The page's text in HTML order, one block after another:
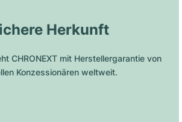
Herkunft
CHRONEXT mit Herstellergarantie von
Konzessionären weltweit.